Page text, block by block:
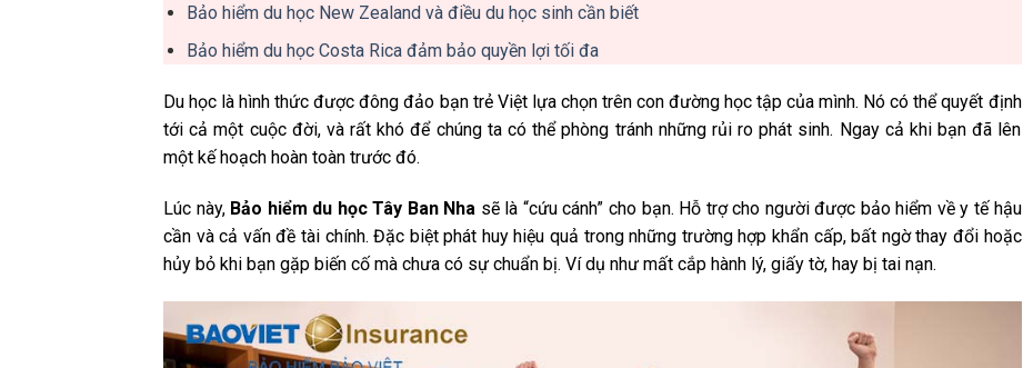
Bảo hiểm du học New Zealand và điều du học sinh cần biết
Bảo hiểm du học Costa Rica đảm bảo quyền lợi tối đa
Du học là hình thức được đông đảo bạn trẻ Việt lựa chọn trên con đường học tập của mình. Nó có thể quyết định
tới cả một cuộc đời, và rất khó để chúng ta có thể phòng tránh những rủi ro phát sinh. Ngay cả khi bạn đã lên
một kế hoạch hoàn toàn trước đó.
Lúc này, Bảo hiểm du học Tây Ban Nha sẽ là “cứu cánh” cho bạn. Hỗ trợ cho người được bảo hiểm về y tế hậu
cần và cả vấn đề tài chính. Đặc biệt phát huy hiệu quả trong những trường hợp khẩn cấp, bất ngờ thay đổi hoặc
hủy bỏ khi bạn gặp biến cố mà chưa có sự chuẩn bị. Ví dụ như mất cắp hành lý, giấy tờ, hay bị tai nạn.